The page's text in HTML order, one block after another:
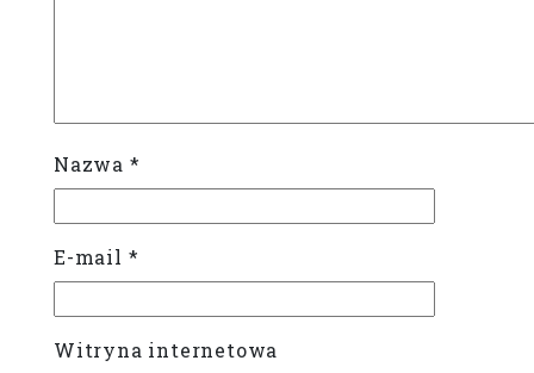
Nazwa *
E-mail *
Witryna internetowa